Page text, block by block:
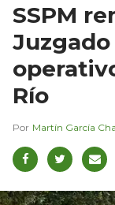
SSPM
Río
Martín García